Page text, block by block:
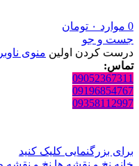
0 موارد ۰ تومان
جست و جو
درست کردن اولین منوی
تماس:
09052367311
09196854767
09358112997
برای بزرگنمایی کلیک کنید